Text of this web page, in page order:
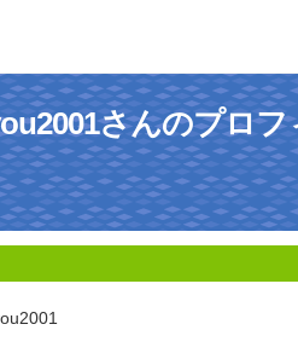
さんのプロフ